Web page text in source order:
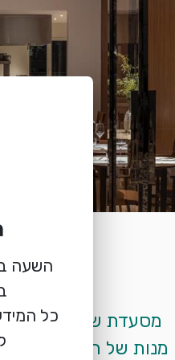
השעה
כל